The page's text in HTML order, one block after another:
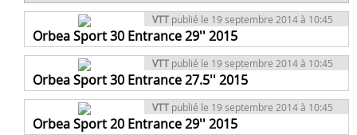
VTT publié le 19 septembre 2014 à 10:45
Orbea Sport 30 Entrance 29'' 2015
VTT publié le 19 septembre 2014 à 10:45
Orbea Sport 30 Entrance 27.5'' 2015
VTT publié le 19 septembre 2014 à 10:45
Orbea Sport 20 Entrance 29'' 2015